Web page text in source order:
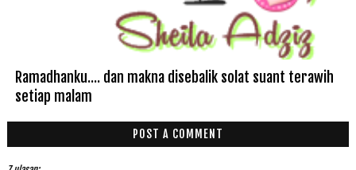
Ramadhanku.... dan makna disebalik solat suant terawih
setiap malam
POST A COMMENT